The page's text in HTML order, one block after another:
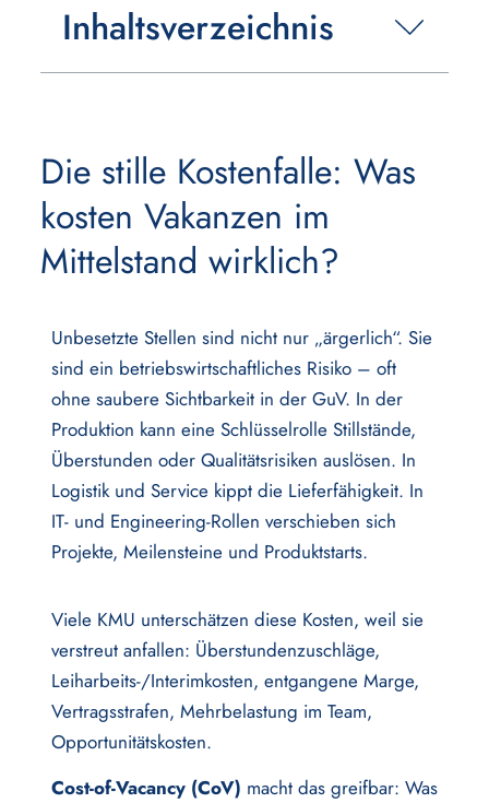
Inhaltsverzeichnis
Die stille Kostenfalle: Was
kosten Vakanzen im
Mittelstand wirklich?
Unbesetzte Stellen sind nicht nur „ärgerlich“. Sie
sind ein betriebswirtschaftliches Risiko – oft
ohne saubere Sichtbarkeit in der GuV. In der
Produktion kann eine Schlüsselrolle Stillstände,
Überstunden oder Qualitätsrisiken auslösen. In
Logistik und Service kippt die Lieferfähigkeit. In
IT- und Engineering-Rollen verschieben sich
Projekte, Meilensteine und Produktstarts.
Viele KMU unterschätzen diese Kosten, weil sie
verstreut anfallen: Überstundenzuschläge,
Leiharbeits-/Interimkosten, entgangene Marge,
Vertragsstrafen, Mehrbelastung im Team,
Opportunitätskosten.
Cost-of-Vacancy (CoV) macht das greifbar: Was